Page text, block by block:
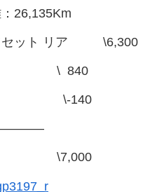
26,135Km
セット リア \6,300
840
\-140